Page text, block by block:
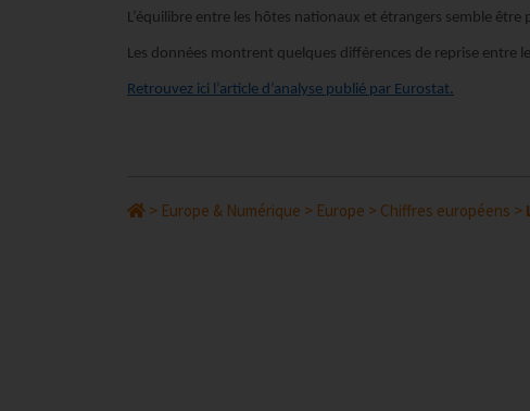
L’équilibre entre les hôtes nationaux et étrangers semble
Les données montrent quelques différences de reprise entre
Retrouvez ici l’article d’analyse publié par Eurostat.
> Europe & Numérique > Europe > Chiffres européens >